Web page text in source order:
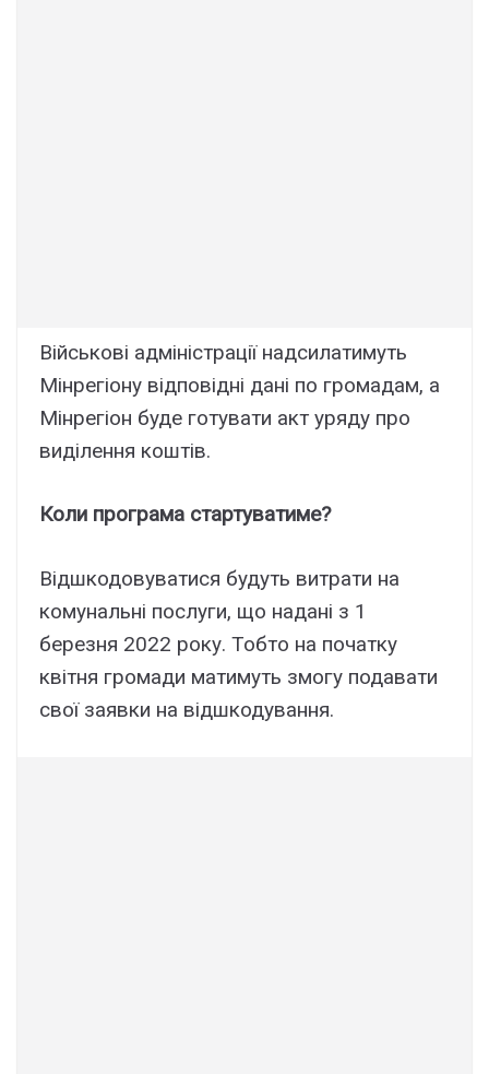
Військові адміністрації надсилатимуть
Мінрегіону відповідні дані по громадам, а
Мінрегіон буде готувати акт уряду про
виділення коштів.
Коли програма стартуватиме?
Відшкодовуватися будуть витрати на
комунальні послуги, що надані з 1
березня 2022 року. Тобто на початку
квітня громади матимуть змогу подавати
свої заявки на відшкодування.